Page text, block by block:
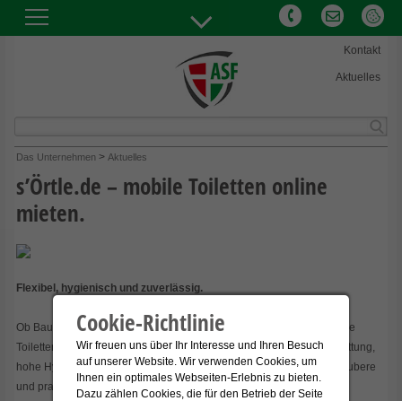
Abfallwirtschaft und Stadtreinigung Freiburg GmbH
Hermann-Mitsch-Str. 26
79108 Freiburg
Kontakt
Aktuelles
Das Unternehmen > Aktuelles
s’Örtle.de – mobile Toiletten online
mieten.
Flexibel, hygienisch und zuverlässig.
Ob Baustelle, Stadtfest oder privates Event: Mit „s'Örtle" stehen mobile
Toiletten zur Verfügung, auf die jederzeit Verlass ist. Moderne Ausstattung,
hohe Hygienestandards und ein zuverlässiger Service sorgen für saubere
und praktische Sanitärlösungen bei unterschiedlichsten Einsätzen.
Cookie-Richtlinie
Wir freuen uns über Ihr Interesse und Ihren Besuch
auf unserer Website. Wir verwenden Cookies, um
Ihnen ein optimales Webseiten-Erlebnis zu bieten.
Dazu zählen Cookies, die für den Betrieb der Seite